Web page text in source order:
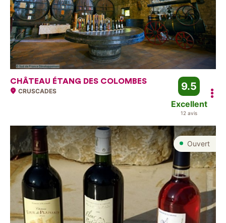
CHÂTEAU ÉTANG DES COLOMBES
CRUSCADES 9.5
Excellent
12 avis
Ouvert